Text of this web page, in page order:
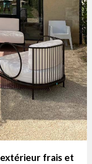
frais et